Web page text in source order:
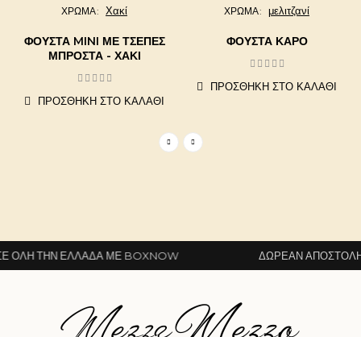
ΧΡΩΜΑ Χακί
ΦΟΎΣΤΑ MINI ΜΕ ΤΣΈΠΕΣ
ΜΠΡΟΣΤΆ - ΧΑΚΙ
ΠΡΟΣΘΉΚΗ ΣΤΟ ΚΑΛΆΘΙ
ΧΡΩΜΑ μελιτζανί
ΦΟΥΣΤΑ ΚΑΡΟ
ΠΡΟΣΘΉΚΗ ΣΤΟ ΚΑΛΆΘΙ
ΤΗΝ ΕΛΛΆΔΑ ΜΕ BOXNOW ΔΩΡΕΆΝ ΑΠΟΣΤΟΛΉ